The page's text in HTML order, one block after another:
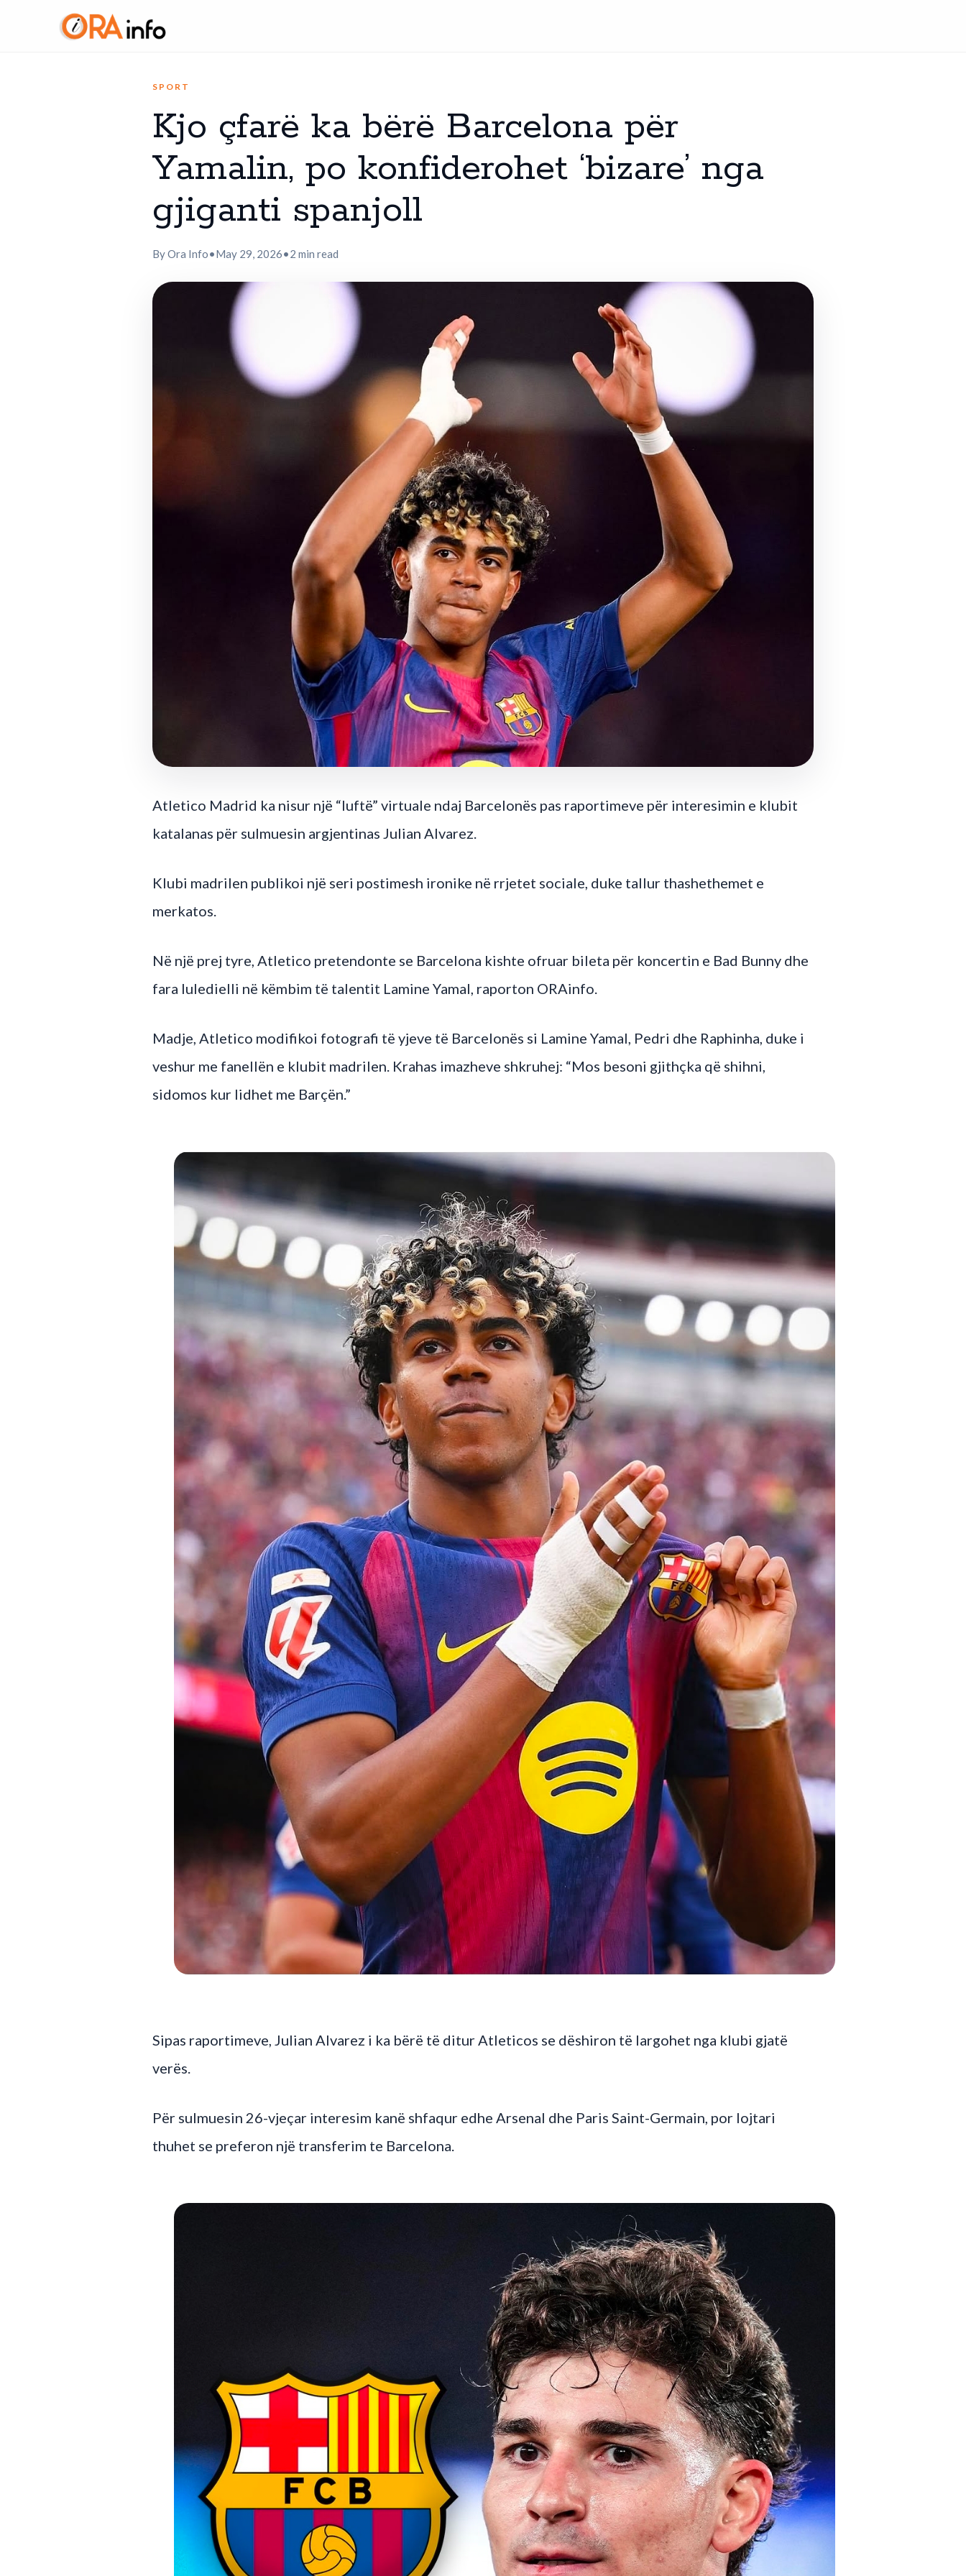
SPORT
Kjo çfarë ka bërë Barcelona për
Yamalin, po konfiderohet ‘bizare’ nga
gjiganti spanjoll
By Ora Info•May 29, 2026•2 min read
Atletico Madrid ka nisur një “luftë” virtuale ndaj Barcelonës pas raportimeve për interesimin e klubit
katalanas për sulmuesin argjentinas Julian Alvarez.
Klubi madrilen publikoi një seri postimesh ironike në rrjetet sociale, duke tallur thashethemet e
merkatos.
Në një prej tyre, Atletico pretendonte se Barcelona kishte ofruar bileta për koncertin e Bad Bunny dhe
fara luledielli në këmbim të talentit Lamine Yamal, raporton ORAinfo.
Madje, Atletico modifikoi fotografi të yjeve të Barcelonës si Lamine Yamal, Pedri dhe Raphinha, duke i
veshur me fanellën e klubit madrilen. Krahas imazheve shkruhej: “Mos besoni gjithçka që shihni,
sidomos kur lidhet me Barçën.”
Sipas raportimeve, Julian Alvarez i ka bërë të ditur Atleticos se dëshiron të largohet nga klubi gjatë
verës.
Për sulmuesin 26-vjeçar interesim kanë shfaqur edhe Arsenal dhe Paris Saint-Germain, por lojtari
thuhet se preferon një transferim te Barcelona.